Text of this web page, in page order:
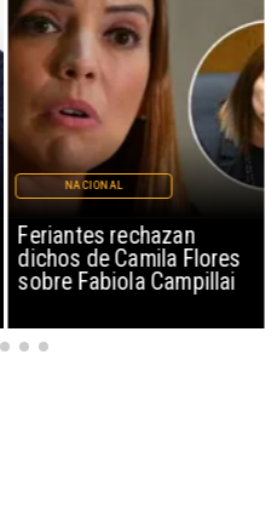
Feriantes rechazan
dichos de Camila Flores
sobre Fabiola Campillai
NACIONAL